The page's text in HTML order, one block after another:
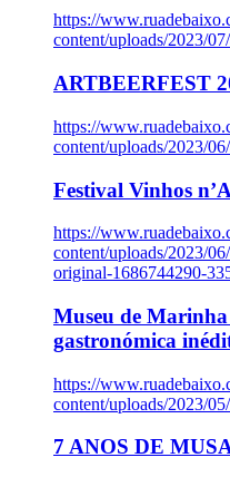
https://
content/uploads/2023/
ARTBEERFEST
https://
content/uploads/2023/
Festival Vinhos
https://
content/uploads/2023/
original-1686744290-
Museu de
gastronómica
https://
content/uploads/2023/
7 ANOS DE